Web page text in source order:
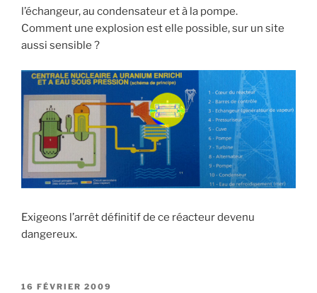
l’échangeur, au condensateur et à la pompe.
Comment une explosion est elle possible, sur un site
aussi sensible ?
Exigeons l’arrêt définitif de ce réacteur devenu
dangereux.
PUBLIÉ
16 FÉVRIER 2009